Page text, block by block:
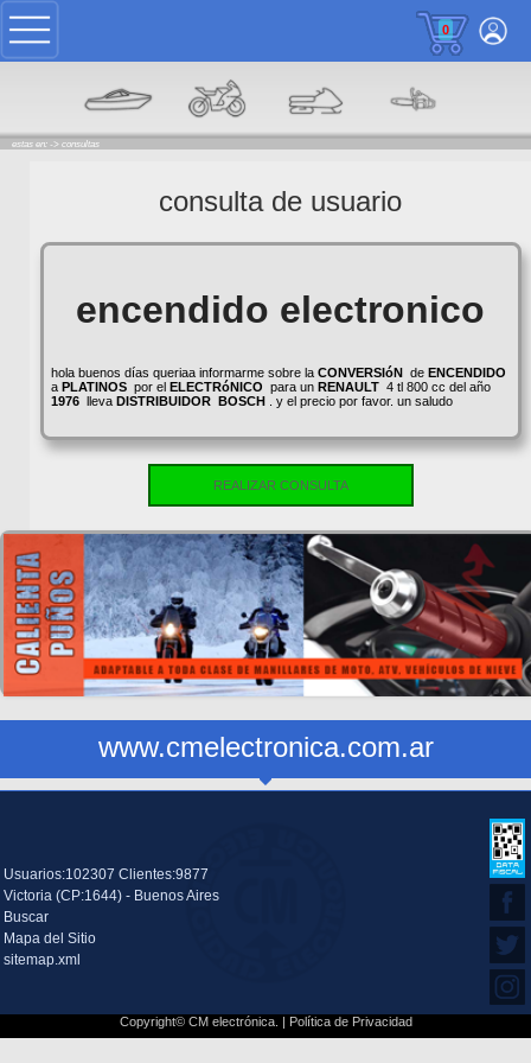
0
estas en: -> consultas
consulta de usuario
encendido electronico
hola buenos días queriaa informarme sobre la CONVERSIóNde ENCENDIDO
a PLATINOSpor el ELECTRóNICO para un RENAULT4 tl 800 cc del año
1976lleva DISTRIBUIDOR BOSCH. y el precio por favor. un saludo
REALIZAR CONSULTA
www.cmelectronica.com.ar
Usuarios:102307 Clientes:9877
Victoria (CP:1644) - Buenos Aires
Buscar
Mapa del Sitio
sitemap.xml
Copyright© CM electrónica. | Política de Privacidad